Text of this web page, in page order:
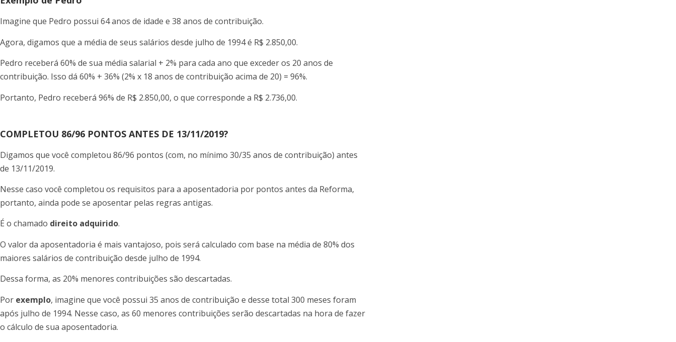
Imagine que Pedro possui 64 anos de idade e 38 anos de contribuição.
Agora, digamos que a média de seus salários desde julho de 1994 é R$ 2.850,00.
Pedro receberá 60% de sua média salarial + 2% para cada ano que exceder os 20 anos de
contribuição. Isso dá 60% + 36% (2% x 18 anos de contribuição acima de 20) = 96%.
Portanto, Pedro receberá 96% de R$ 2.850,00, o que corresponde a R$ 2.736,00.
COMPLETOU 86/96 PONTOS ANTES DE 13/11/2019?
Digamos que você completou 86/96 pontos (com, no mínimo 30/35 anos de contribuição) antes
de 13/11/2019.
Nesse caso você completou os requisitos para a aposentadoria por pontos antes da Reforma,
portanto, ainda pode se aposentar pelas regras antigas.
É o chamado direito adquirido.
O valor da aposentadoria é mais vantajoso, pois será calculado com base na média de 80% dos
maiores salários de contribuição desde julho de 1994.
Dessa forma, as 20% menores contribuições são descartadas.
Por exemplo, imagine que você possui 35 anos de contribuição e desse total 300 meses foram
após julho de 1994. Nesse caso, as 60 menores contribuições serão descartadas na hora de fazer
o cálculo de sua aposentadoria.